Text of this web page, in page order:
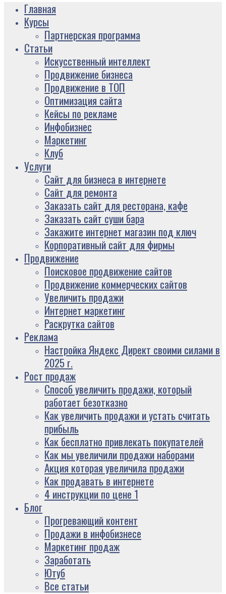
Главная
Курсы
Партнерская программа
Статьи
Искусственный интеллект
Продвижение бизнеса
Продвижение в ТОП
Оптимизация сайта
Кейсы по рекламе
Инфобизнес
Маркетинг
Клуб
Услуги
Сайт для бизнеса в интернете
Сайт для ремонта
Заказать сайт для ресторана, кафе
Заказать сайт суши бара
Закажите интернет магазин под ключ
Корпоративный сайт для фирмы
Продвижение
Поисковое продвижение сайтов
Продвижение коммерческих сайтов
Увеличить продажи
Интернет маркетинг
Раскрутка сайтов
Реклама
Настройка Яндекс Директ своими силами в
2025 г.
Рост продаж
Способ увеличить продажи, который
работает безотказно
Как увеличить продажи и устать считать
прибыль
Как бесплатно привлекать покупателей
Как мы увеличили продажи наборами
Акция которая увеличила продажи
Как продавать в интернете
4 инструкции по цене 1
Блог
Прогревающий контент
Продажи в инфобизнесе
Маркетинг продаж
Заработать
Ютуб
Все статьи